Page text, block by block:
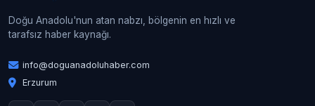
Doğu Anadolu'nun atan nabzı, bölgenin en hızlı ve
tarafsız haber kaynağı.
info@doguanadoluhaber.com
Erzurum